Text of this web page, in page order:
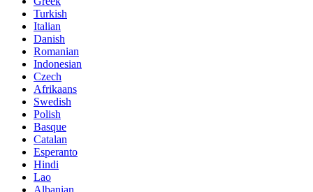
Turkish
Italian
Danish
Romanian
Indonesian
Czech
Afrikaans
Swedish
Polish
Basque
Catalan
Esperanto
Hindi
Lao